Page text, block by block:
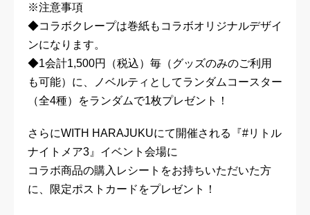
※注意事項
◆コラボクレープは巻紙もコラボオリジナルデザイ
ンになります。
◆1会計1,500円（税込）毎（グッズのみのご利用
も可能）に、ノベルティとしてランダムコースター
（全4種）をランダムで1枚プレゼント！
さらにWITH HARAJUKUにて開催される『#リトル
ナイトメア3』イベント会場に
コラボ商品の購入レシートをお持ちいただいた方
に、限定ポストカードをプレゼント！